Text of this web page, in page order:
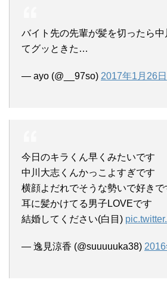
バイト先の先輩が髪を切ったら
てグッときた…
— ayo (@__97so) 2017年1月26日
今日のキラくん早くみたいです
中川大志くんかっこよすぎです
横顔よだれでそうな勢いで好きで
耳に髪かけてる男子LOVEです
結婚してください(白目)
— 逸見涼香 (@suuuuuka38)